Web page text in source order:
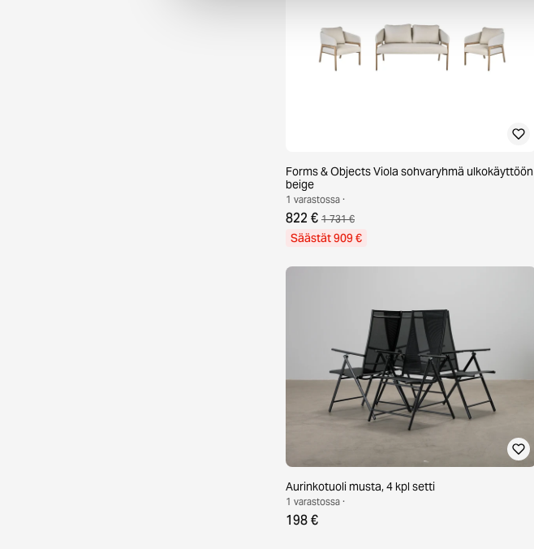
Forms & Objects Viola sohvaryhmä ulkokäyttöön
beige
1 varastossa ·
822 € 1 731 €
Säästät 909 €
Aurinkotuoli musta, 4 kpl setti
1 varastossa ·
198 €